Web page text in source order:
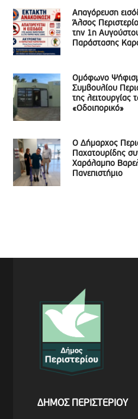
Απαγόρευση
Άλσος
την 1η
Παράστασης
Ομόφωνο
Συμβουλίου
της
«Οδοιπορικό»
Ο Δήμαρχος
Παχατουρίδης
Χαράλαμπο
Πανεπιστήμιο
ΔΗΜΟΣ ΠΕΡΙΣΤΕΡΙΟΥ